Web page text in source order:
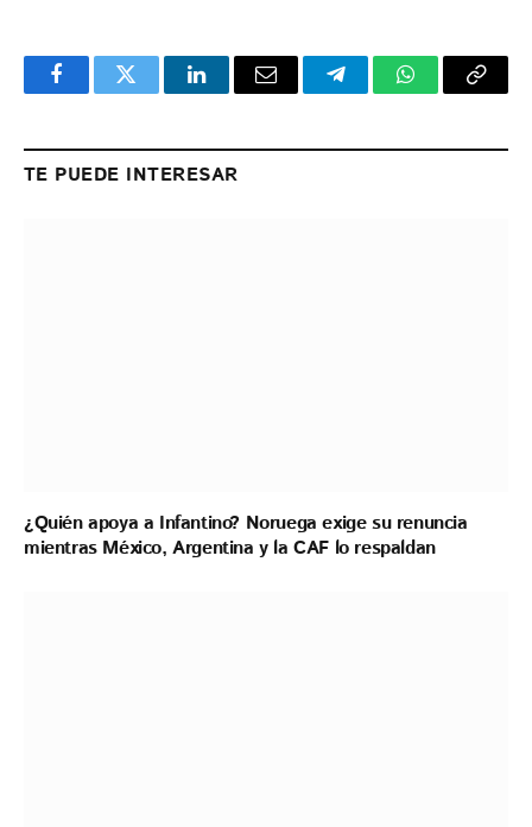
FacebookTwitter LinkedInEmail TelegramWhatsApp
Copy
TE PUEDE INTERESAR
¿Quién apoya a Infantino? Noruega exige su renuncia
mientras México, Argentina y la CAF lo respaldan